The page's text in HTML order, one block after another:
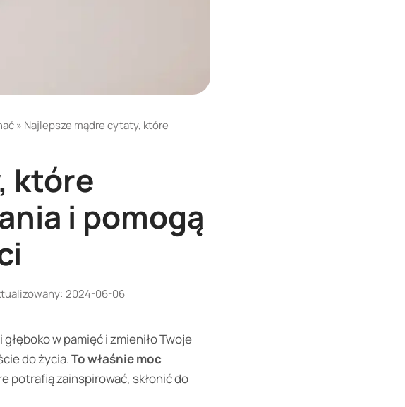
» Najlepsze mądre cytaty, które
które
i pomogą
2024-06-06
w pamięć i zmieniło Twoje
do życia.To właśnie moc
potrafią zainspirować, skłonić do